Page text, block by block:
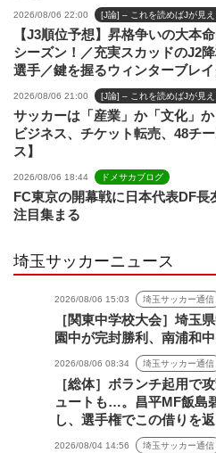
2026/08/06 22:00 [J論] – これを読めばJが見
【J3順位予想】昇格争いの大本
シーズン！／充実スカッドのJ2
選手／鍵を握るウィンターブレイ
2026/08/06 21:00 [J論] – これを読めばJが見
サッカーは「産業」か「文化」
ビジネス、チケット転売、48チ
ス】
2026/08/06 18:44 ドメサカブログ
FC東京の開幕戦に日本代表DF
注目集まる
埼玉サッカーニュース
2026/08/06 15:03 埼玉サッカー通信
［関東中学校大会］埼玉
園中が完封勝利、南浦和
2026/08/06 08:34 埼玉サッカー通信
［総体］ボランチ起用で
ュートも…。昌平MF飯島
し、選手権でこの借りを返
2026/08/04 14:56 埼玉サッカー通信